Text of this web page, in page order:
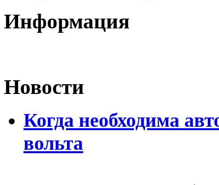
Информация
Новости
Когда необходима
вольта